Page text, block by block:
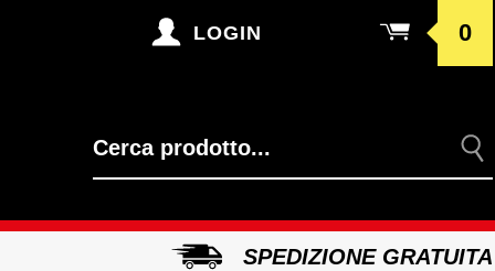
LOGIN 0
SPEDIZIONE GRATUITA